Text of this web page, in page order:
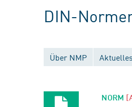
DIN-
Über NMP Aktuelles
NORM